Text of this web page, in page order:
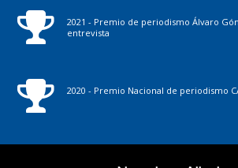
2021 - Premio de periodismo Álvaro
entrevista
2020 - Premio Nacional de periodismo